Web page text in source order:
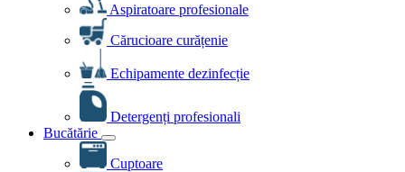
Aspiratoare profesionale
Cărucioare curățenie
Echipamente dezinfecție
Detergenți profesionali
Bucătărie
Cuptoare